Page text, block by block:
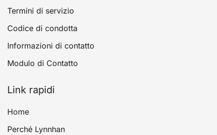
Termini di servizio
Codice di condotta
Informazioni di contatto
Modulo di Contatto
Link rapidi
Home
Perché Lynnhan